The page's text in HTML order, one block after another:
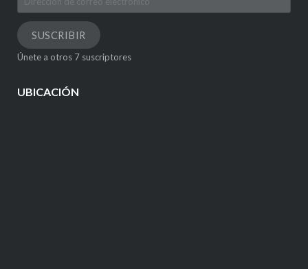
de
correo
electrónico
SUSCRIBIR
Únete a otros 7 suscriptores
UBICACIÓN